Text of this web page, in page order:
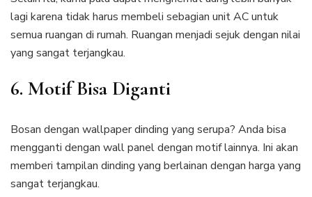
lagi karena tidak harus membeli sebagian unit AC untuk
semua ruangan di rumah. Ruangan menjadi sejuk dengan nilai
yang sangat terjangkau.
6. Motif Bisa Diganti
Bosan dengan wallpaper dinding yang serupa? Anda bisa
mengganti dengan wall panel dengan motif lainnya. Ini akan
memberi tampilan dinding yang berlainan dengan harga yang
sangat terjangkau.